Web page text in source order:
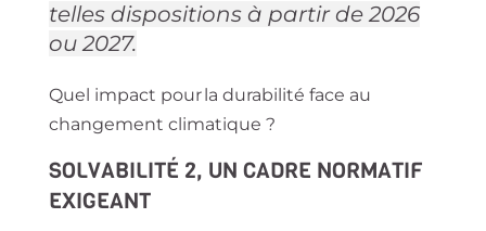
telles dispositions à partir de 2026
ou 2027.
Quel impact pour la durabilité face au
changement climatique ?
SOLVABILITÉ 2, UN CADRE NORMATIF
EXIGEANT